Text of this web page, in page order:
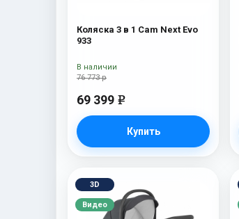
Коляска 3 в 1 Cam Next Evo
933
76 773 р
69 399 e
Купить
В наличии
3D
Видео